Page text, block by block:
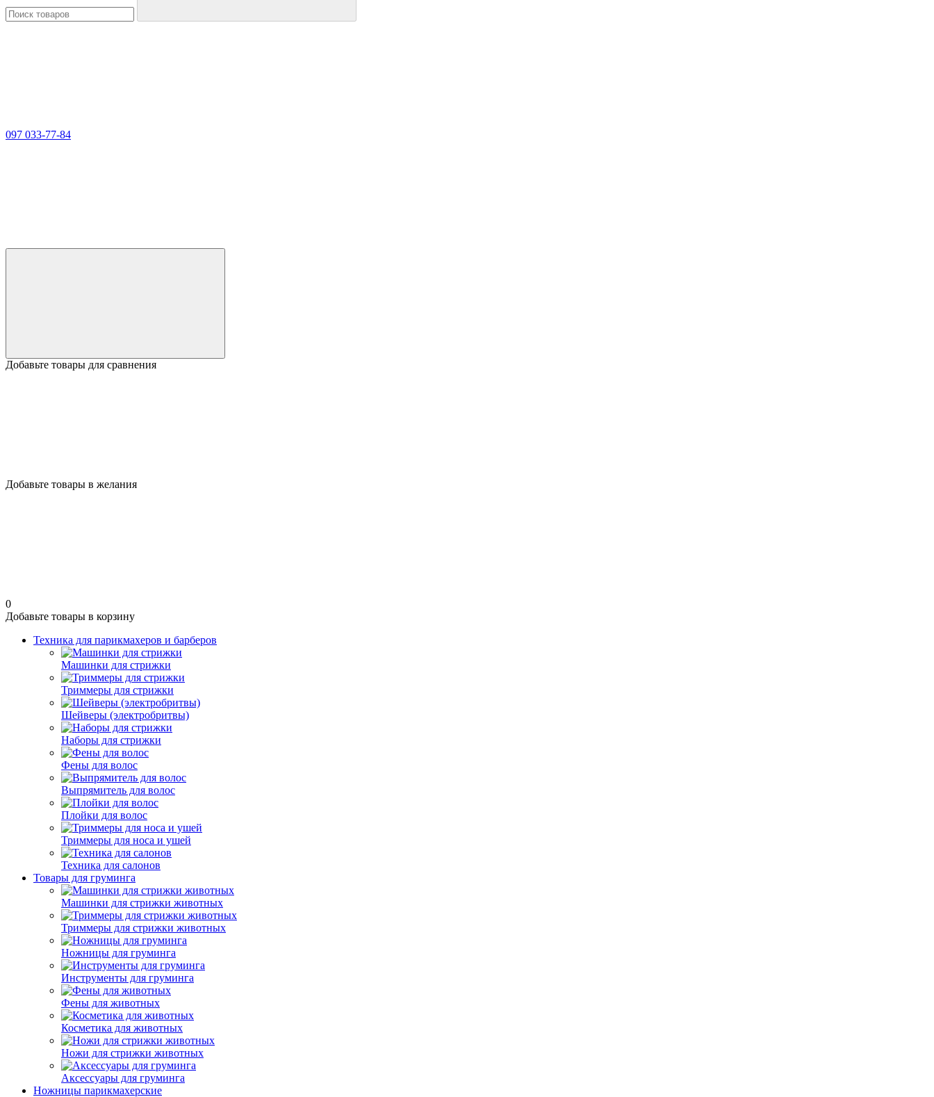
097 033-77-84
Добавьте товары для сравнения
Добавьте товары в желания
0
Добавьте товары в корзину
Техника для парикмахеров и барберов
Машинки для стрижки
Триммеры для стрижки
Шейверы (электробритвы)
Наборы для стрижки
Фены для волос
Выпрямитель для волос
Плойки для волос
Триммеры для носа и ушей
Техника для салонов
Товары для груминга
Машинки для стрижки животных
Триммеры для стрижки животных
Ножницы для груминга
Инструменты для груминга
Фены для животных
Косметика для животных
Ножи для стрижки животных
Аксессуары для груминга
Ножницы парикмахерские